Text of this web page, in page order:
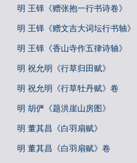
明 王铎《赠张抱一行书诗卷》
明 王铎《赠文吉大词坛行书轴》
明 王铎《香山寺作五律诗轴》
明 祝允明《行草归田赋》
明 祝允明《行草牡丹赋》卷
明 胡俨《题洪崖山房图》
明 董其昌《白羽扇赋》
明 董其昌《白羽扇赋》卷